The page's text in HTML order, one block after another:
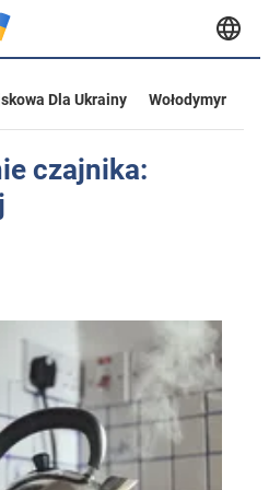
Dla Ukrainy
Wołodymyr
czajnika: